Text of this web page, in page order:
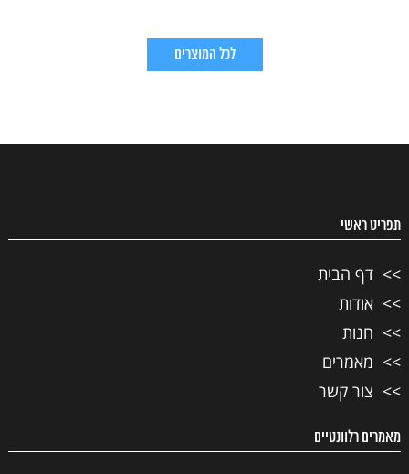
לכל המוצרים
תפריט ראשי
דף הבית
אודות
חנות
מאמרים
צור קשר
מאמרים רלוונטיים